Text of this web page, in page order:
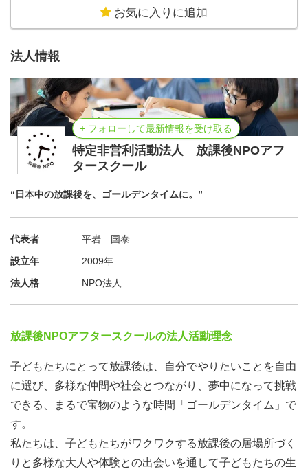
お気に入りに追加
法人情報
+ フォローして最新情報を受け取る
特定非営利活動法人 放課後NPOアフ
タースクール
“日本中の放課後を、ゴールデンタイムに。”
代表者
平岩 国泰
設立年
2009年
法人格
NPO法人
放課後NPOアフタースクールの法人活動理念
子どもたちにとって放課後は、自分でやりたいことを自由
に選び、多様な仲間や社会とつながり、夢中になって挑戦
できる、まるで宝物のような時間「ゴールデンタイム」で
す。
私たちは、子どもたちがワクワクする放課後の居場所づく
りと多様な大人や体験との出会いを通して子どもたちの生